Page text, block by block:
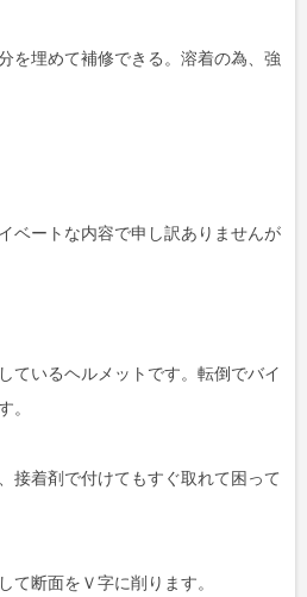
を埋めて補修できる。溶着の為、強
ベートな内容で申し訳ありませんが
ているヘルメットです。転倒でバイ
。
接着剤で付けてもすぐ取れて困って
て断面をＶ字に削ります。